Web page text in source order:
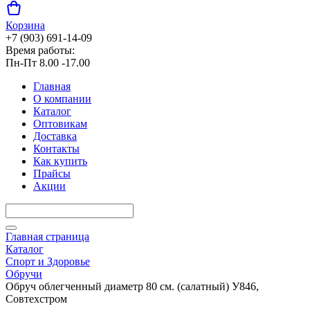
Корзина
+7 (903) 691-14-09
Время работы:
Пн-Пт 8.00 -17.00
Главная
О компании
Каталог
Оптовикам
Доставка
Контакты
Как купить
Прайсы
Акции
Главная страница
Каталог
Спорт и Здоровье
Обручи
Обруч облегченный диаметр 80 см. (салатный) У846,
Совтехстром